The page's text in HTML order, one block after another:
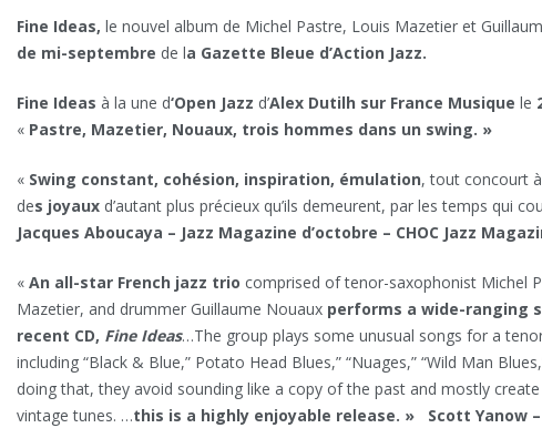
Fine Ideas, le nouvel album de Michel Pastre, Louis Mazetier et
de mi-septembre de la Gazette Bleue d’Action Jazz.
Fine Ideas à la une d‘Open Jazz d’Alex Dutilh sur France Musique le
« Pastre, Mazetier, Nouaux, trois hommes dans un swing. »
« Swing constant, cohésion, inspiration, émulation, tout concourt
des joyaux d’autant plus précieux qu’ils demeurent, par les temps qui
Jacques Aboucaya – Jazz Magazine d’octobre – CHOC Jazz
« An all-star French jazz trio comprised of tenor-saxophonist Michel
Mazetier, and drummer Guillaume Nouaux performs a wide-ranging
recent CD, Fine Ideas…The group plays some unusual songs for a
including “Black & Blue,” Potato Head Blues,” “Nuages,” “Wild Man
doing that, they avoid sounding like a copy of the past and mostly
vintage tunes. …this is a highly enjoyable release. » Scott Yanow